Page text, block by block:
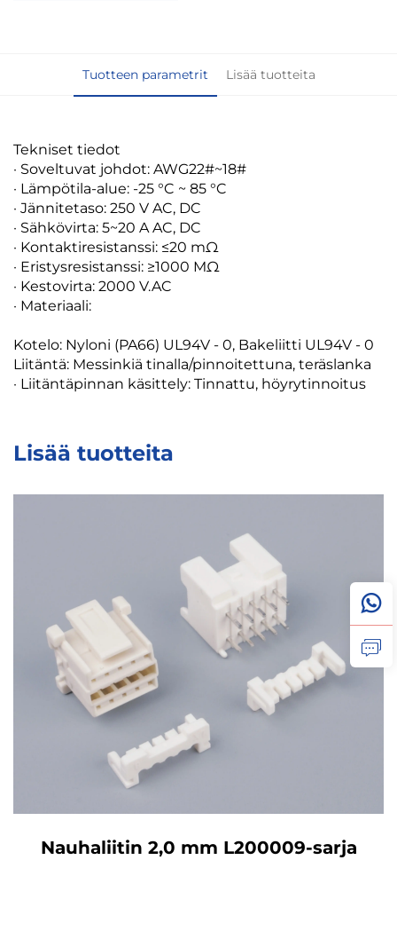
Tuotteen parametrit Lisää tuotteita
Tekniset tiedot
· Soveltuvat johdot: AWG22#~18#
· Lämpötila-alue: -25 °C ~ 85 °C
· Jännitetaso: 250 V AC, DC
· Sähkövirta: 5~20 A AC, DC
· Kontaktiresistanssi: ≤20 mΩ
· Eristysresistanssi: ≥1000 MΩ
· Kestovirta: 2000 V.AC
· Materiaali:
Kotelo: Nyloni (PA66) UL94V - 0, Bakeliitti UL94V - 0
Liitäntä: Messinkiä tinalla/pinnoitettuna, teräslanka
· Liitäntäpinnan käsittely: Tinnattu, höyrytinnoitus
Lisää tuotteita
Nauhaliitin 2,0 mm L200009-sarja